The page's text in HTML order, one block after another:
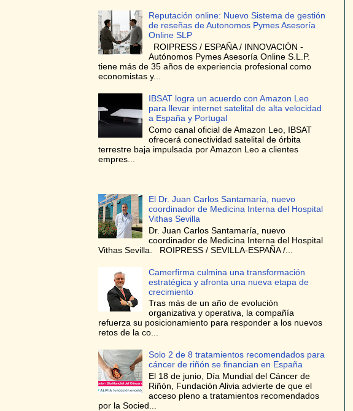
Reputación online: Nuevo Sistema de gestión
de reseñas de Autonomos Pymes Asesoría
Online SLP
ROIPRESS / ESPAÑA / INNOVACIÓN -
Autónomos Pymes Asesoría Online S.L.P.
tiene más de 35 años de experiencia profesional como
economistas y...
IBSAT logra un acuerdo con Amazon Leo
para llevar internet satelital de alta velocidad
a España y Portugal
Como canal oficial de Amazon Leo, IBSAT
ofrecerá conectividad satelital de órbita
terrestre baja impulsada por Amazon Leo a clientes
empres...
El Dr. Juan Carlos Santamaría, nuevo
coordinador de Medicina Interna del Hospital
Vithas Sevilla
Dr. Juan Carlos Santamaría, nuevo
coordinador de Medicina Interna del Hospital
Vithas Sevilla. ROIPRESS / SEVILLA-ESPAÑA /...
Camerfirma culmina una transformación
estratégica y afronta una nueva etapa de
crecimiento
Tras más de un año de evolución
organizativa y operativa, la compañía
refuerza su posicionamiento para responder a los nuevos
retos de la co...
Solo 2 de 8 tratamientos recomendados para
cáncer de riñón se financian en España
El 18 de junio, Día Mundial del Cáncer de
Riñón, Fundación Alivia advierte de que el
acceso pleno a tratamientos recomendados
por la Socied...